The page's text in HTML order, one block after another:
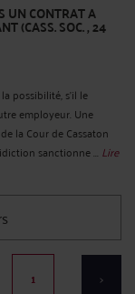
UN CONTRAT A
(CASS. SOC. , 24
possibilité, s'il le
employeur. Une
la Cour de Cassaton
sanctionne ... Lire
1 >